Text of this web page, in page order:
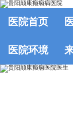
医院首页
医院环境